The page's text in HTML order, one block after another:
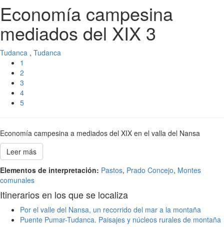
Economía campesina
mediados del XIX 3
Tudanca , Tudanca
1
2
3
4
5
Economía campesina a mediados del XIX en el valla del Nansa
Leer más
Elementos de interpretación: Pastos, Prado Concejo, Montes
comunales
Itinerarios en los que se localiza
Por el valle del Nansa, un recorrido del mar a la montaña
Puente Pumar-Tudanca. Paisajes y núcleos rurales de montaña